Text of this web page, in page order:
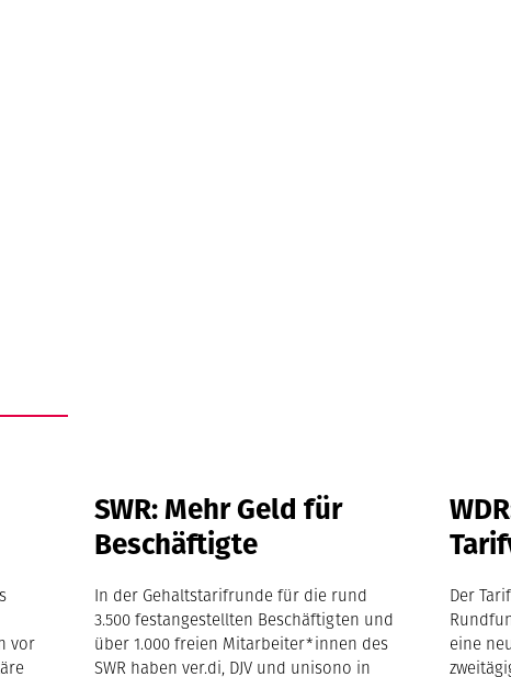
vor
SWR: Mehr Geld für
Beschäftigte
In der Gehaltstarifrunde für die rund
3.500 festangestellten Beschäftigten und
über 1.000 freien Mitarbeiter*innen des
SWR haben ver.di, DJV und unisono in
Der
eine